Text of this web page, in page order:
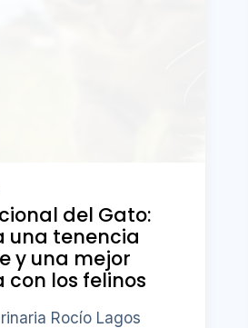
del Gato:
una tenencia
y una mejor
con los felinos
Rocío Lagos